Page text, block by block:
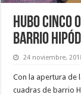
Hubo
Barrio
24 noviembre,
Con la apertura de
cuadras de barrio